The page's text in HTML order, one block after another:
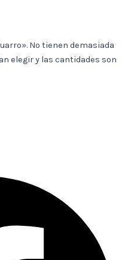
No tienen demasiada
elegir y las cantidades son